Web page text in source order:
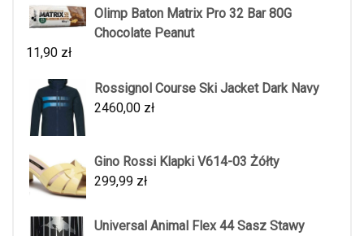
Olimp Baton Matrix Pro 32 Bar 80G
Chocolate Peanut
11,90 zł
Rossignol Course Ski Jacket Dark Navy
2460,00 zł
Gino Rossi Klapki V614-03 Żółty
299,99 zł
Universal Animal Flex 44 Sasz Stawy